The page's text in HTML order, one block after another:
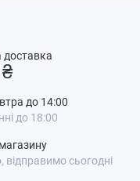
до 14:00
до 18:00
відправимо сьогодні